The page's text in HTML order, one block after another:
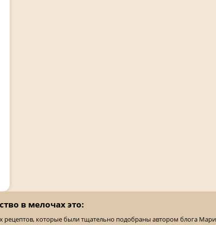
в мелочах это:
рецептов, которые были тщательно подобраны автором блога